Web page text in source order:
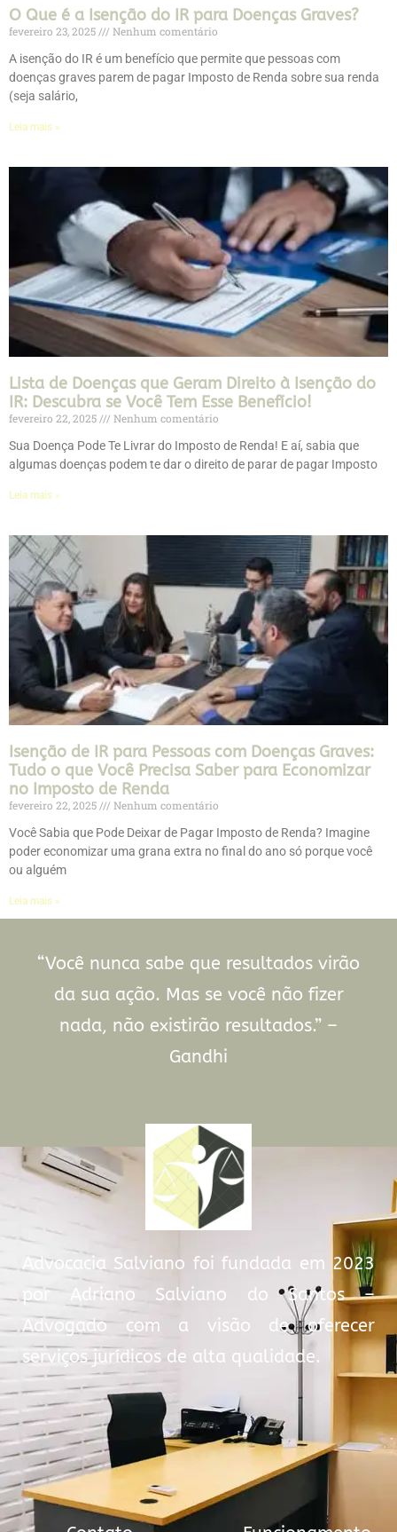
O Que é a Isenção do IR para Doenças Graves?
fevereiro 23, 2025
Nenhum comentário
A isenção do IR é um benefício que permite que pessoas com
doenças graves parem de pagar Imposto de Renda sobre sua renda
(seja salário,
Leia mais »
Lista de Doenças que Geram Direito à Isenção do
IR: Descubra se Você Tem Esse Benefício!
fevereiro 22, 2025
Nenhum comentário
Sua Doença Pode Te Livrar do Imposto de Renda! E aí, sabia que
algumas doenças podem te dar o direito de parar de pagar Imposto
Leia mais »
Isenção de IR para Pessoas com Doenças Graves:
Tudo o que Você Precisa Saber para Economizar
no Imposto de Renda
fevereiro 22, 2025
Nenhum comentário
Você Sabia que Pode Deixar de Pagar Imposto de Renda? Imagine
poder economizar uma grana extra no final do ano só porque você
ou alguém
Leia mais »
“Você nunca sabe que resultados virão
da sua ação. Mas se você não fizer
nada, não existirão resultados.” –
Gandhi
Advocacia Salviano foi fundada em 2023
por Adriano Salviano do Santos –
Advogado com a visão de oferecer
serviços jurídicos de alta qualidade.